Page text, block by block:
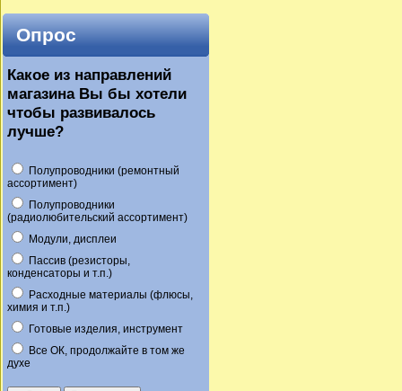
Опрос
Какое из направлений
магазина Вы бы хотели
чтобы развивалось
лучше?
Полупроводники (ремонтный
ассортимент)
Полупроводники
(радиолюбительский ассортимент)
Модули, дисплеи
Пассив (резисторы,
конденсаторы и т.п.)
Расходные материалы (флюсы,
химия и т.п.)
Готовые изделия, инструмент
Все ОК, продолжайте в том же
духе